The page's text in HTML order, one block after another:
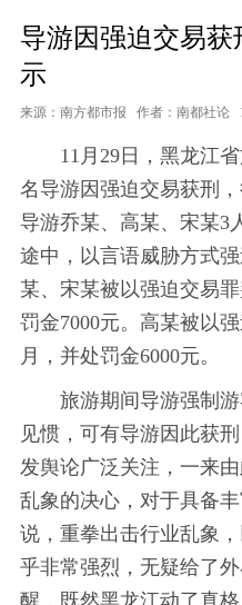
导游因强迫交易
示
来源：南方都市报 作者：南都社论
11月29日，黑龙江省
名导游因强迫交易获刑
导游乔某、高某、宋某3
途中，以言语威胁方式
某、宋某被以强迫交易
罚金7000元。高某被以
月，并处罚金6000元。
旅游期间导游强制游
见惯，可有导游因此获
发舆论广泛关注，一来
乱象的决心，对于具备
说，重拳出击行业乱象
乎非常强烈，无疑给了
醒，既然黑龙江动了真